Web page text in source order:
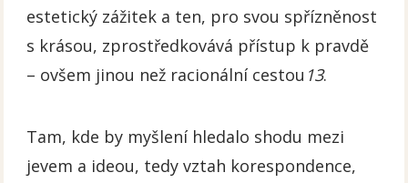
estetický zážitek a ten, pro svou spřízněnost
s krásou, zprostředkovává přístup k pravdě
– ovšem jinou než racionální cestou 13.
Tam, kde by myšlení hledalo shodu mezi
jevem a ideou, tedy vztah korespondence,